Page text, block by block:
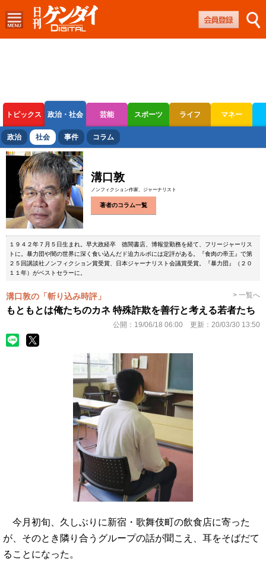
トピックス 政治・社会 芸能 スポーツ ライフ マネー
ボートレース 競輪 オートレース
政治 社会 事件 コラム
溝口敦
ノンフィクション作家、ジャーナリスト
著者のコラム一覧
１９４２年７月５日生まれ。早大政経卒 徳間書店、博報堂勤務を経て、フリージャーリス
トに。暴力団や闇の世界に深く食い込んだド迫力ルポには定評がある。『食肉の帝王』で第
２５回講談社ノンフィクション賞受賞、日本ジャーナリスト会議賞受賞。『暴力団』（２０
１１年）がベストセラーに。
溝口敦の「斬り込み時評」 > 一覧へ
もともとは俺たちのカネ 特殊詐欺を善行と考える若者たち
公開： 19/06/18 06:00 更新： 20/03/30 13:50
今月初旬、久しぶりに新宿・歌舞伎町の飲食店に寄った
が、そのとき隣り合うグループの話が聞こえ、耳をそばだて
ることになった。